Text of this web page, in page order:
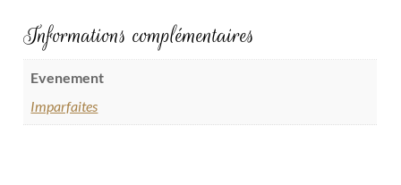
Informations complémentaires
Evenement
Imparfaites